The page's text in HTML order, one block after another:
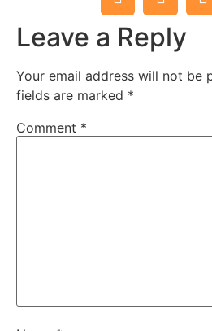
Leave a Reply
Your email address will not be
fields are marked *
Comment *